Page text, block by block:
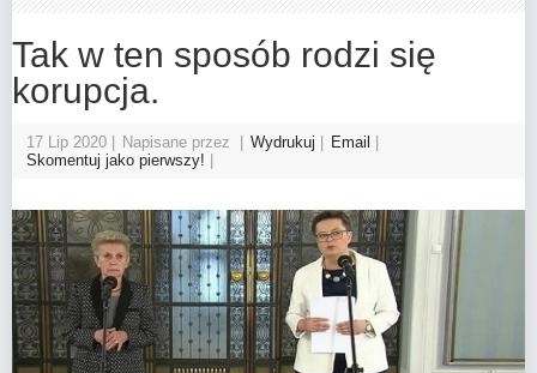
Tak w ten sposób rodzi się
korupcja.
17 Lip 2020 Napisane przez Wydrukuj
Email
Skomentuj jako pierwszy!